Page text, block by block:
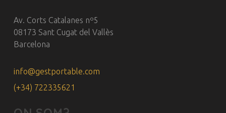
Av. Corts Catalanes nº5
08173 Sant Cugat del Vallès
Barcelona
info@gestportable.com
(+34) 722335621